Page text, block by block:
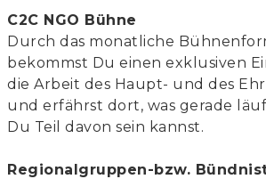
C2C NGO Bühne
Durch das monatliche
bekommst Du einen exklusiven
die Arbeit des Haupt- und des
und erfährst dort, was gerade
Du Teil davon sein kannst.
Regionalgruppen-bzw.